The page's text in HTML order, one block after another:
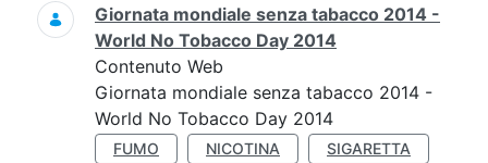
Giornata mondiale senza tabacco 2014 -
World No Tobacco Day 2014
Contenuto Web
Giornata mondiale senza tabacco 2014 -
World No Tobacco Day 2014
FUMO NICOTINA
SIGARETTA